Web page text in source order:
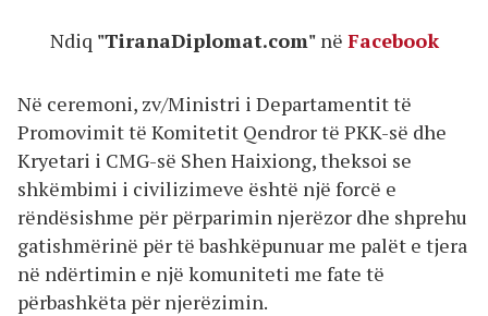
Ndiq "TiranaDiplomat.com" në Facebook
Në ceremoni, zv/Ministri i Departamentit të
Promovimit të Komitetit Qendror të PKK-së dhe
Kryetari i CMG-së Shen Haixiong, theksoi se
shkëmbimi i civilizimeve është një forcë e
rëndësishme për përparimin njerëzor dhe shprehu
gatishmërinë për të bashkëpunuar me palët e tjera
në ndërtimin e një komuniteti me fate të
përbashkëta për njerëzimin.